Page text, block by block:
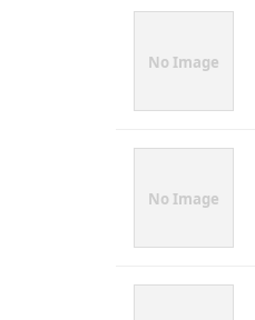
No Image
No Image